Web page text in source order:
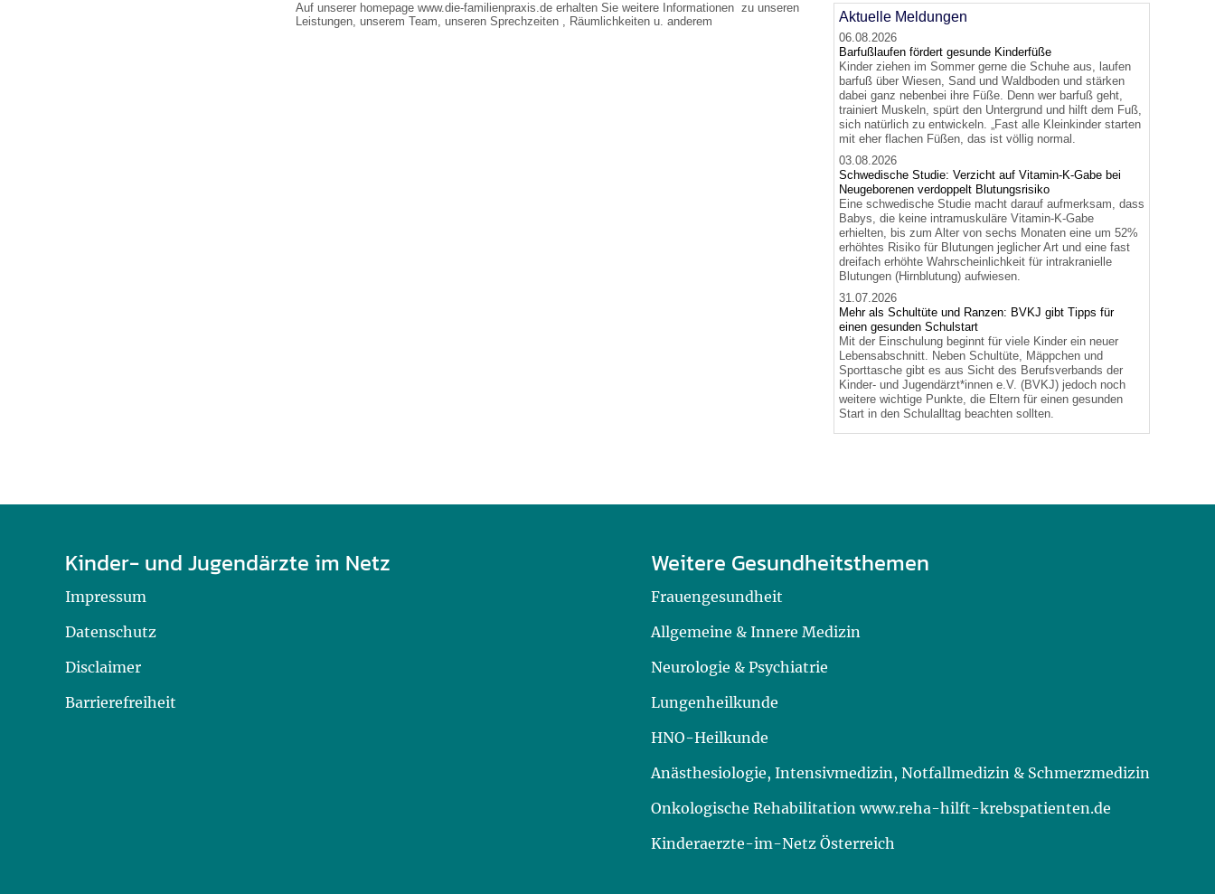
Familienzeit gesund gestalten
Auf unserer homepage www.die-familienpraxis.de erhalten Sie weitere Informationen zu unseren
Leistungen, unserem Team, unseren Sprechzeiten , Räumlichkeiten u. anderem
Aktuelle Meldungen
06.08.2026
Barfußlaufen fördert gesunde Kinderfüße
Kinder ziehen im Sommer gerne die Schuhe aus, laufen
barfuß über Wiesen, Sand und Waldboden und stärken
dabei ganz nebenbei ihre Füße. Denn wer barfuß geht,
trainiert Muskeln, spürt den Untergrund und hilft dem Fuß,
sich natürlich zu entwickeln. „Fast alle Kleinkinder starten
mit eher flachen Füßen, das ist völlig normal.
03.08.2026
Schwedische Studie: Verzicht auf Vitamin-K-Gabe bei
Neugeborenen verdoppelt Blutungsrisiko
Eine schwedische Studie macht darauf aufmerksam, dass
Babys, die keine intramuskuläre Vitamin-K-Gabe
erhielten, bis zum Alter von sechs Monaten eine um 52%
erhöhtes Risiko für Blutungen jeglicher Art und eine fast
dreifach erhöhte Wahrscheinlichkeit für intrakranielle
Blutungen (Hirnblutung) aufwiesen.
31.07.2026
Mehr als Schultüte und Ranzen: BVKJ gibt Tipps für
einen gesunden Schulstart
Mit der Einschulung beginnt für viele Kinder ein neuer
Lebensabschnitt. Neben Schultüte, Mäppchen und
Sporttasche gibt es aus Sicht des Berufsverbands der
Kinder- und Jugendärzt*innen e.V. (BVKJ) jedoch noch
weitere wichtige Punkte, die Eltern für einen gesunden
Start in den Schulalltag beachten sollten.
Kinder- und Jugendärzte im Netz
Impressum
Datenschutz
Disclaimer
Barrierefreiheit
Weitere Gesundheitsthemen
Frauengesundheit
Allgemeine & Innere Medizin
Neurologie & Psychiatrie
Lungenheilkunde
HNO-Heilkunde
Anästhesiologie, Intensivmedizin, Notfallmedizin & Schmerzmedizin
Onkologische Rehabilitation www.reha-hilft-krebspatienten.de
Kinderaerzte-im-Netz Österreich